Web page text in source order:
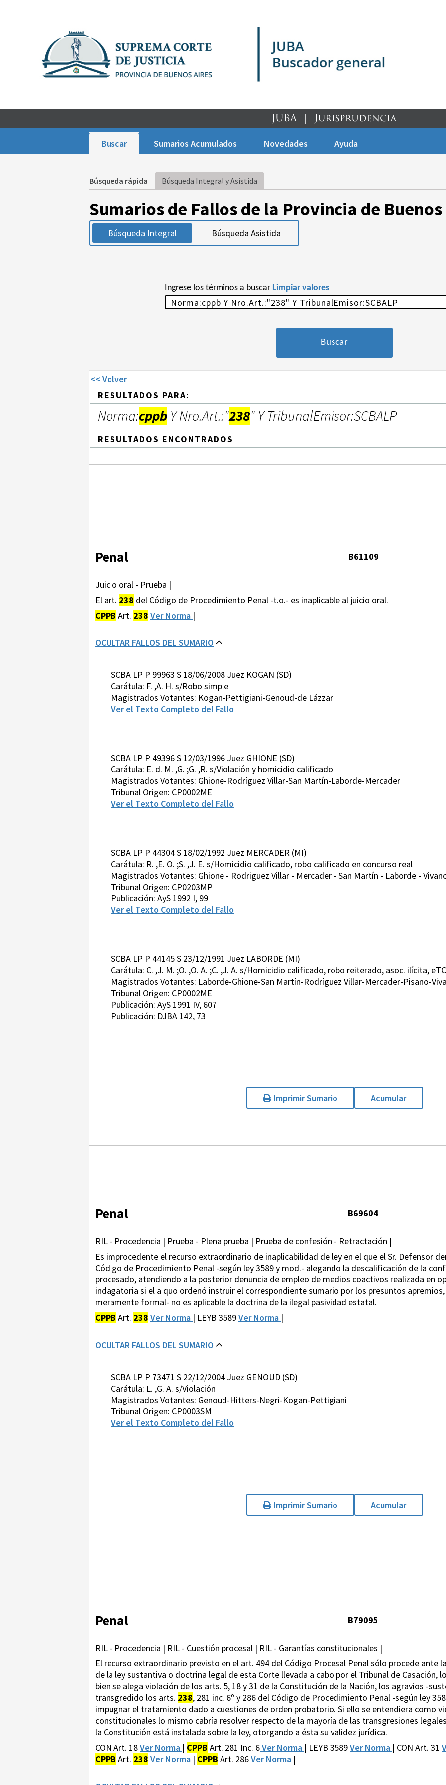
Buscar Sumarios Acumulados Novedades Ayuda
Búsqueda rápida Búsqueda Integral y Asistida
Sumarios de Fallos de la Provincia de
Búsqueda Integral Búsqueda Asistida
Ingrese los términos a buscar Limpiar valores
<< Volver
RESULTADOS PARA:
Norma:cppb Y Nro.Art.:"238" Y TribunalEmisor:SCBALP
RESULTADOS ENCONTRADOS
Penal B61109
Juicio oral - Prueba |
El art. 238 del Código de Procedimiento Penal -t.o.- es inaplicable al juicio oral.
CPPB Art. 238 Ver Norma |
OCULTAR FALLOS DEL SUMARIO
SCBA LP P 99963 S 18/06/2008 Juez KOGAN (SD)
Carátula: F. ,A. H. s/Robo simple
Magistrados Votantes: Kogan-Pettigiani-Genoud-de Lázzari
Ver el Texto Completo del Fallo
SCBA LP P 49396 S 12/03/1996 Juez GHIONE (SD)
Carátula: E. d. M. ,G. ;G. ,R. s/Violación y homicidio calificado
Magistrados Votantes: Ghione-Rodríguez Villar-San Martín-Laborde-Mercader
Tribunal Origen: CP0002ME
Ver el Texto Completo del Fallo
SCBA LP P 44304 S 18/02/1992 Juez MERCADER (MI)
Carátula: R. ,E. O. ;S. ,J. E. s/Homicidio calificado, robo calificado en concurso real
Magistrados Votantes: Ghione - Rodriguez Villar - Mercader - San Martín - Laborde -
Tribunal Origen: CP0203MP
Publicación: AyS 1992 I, 99
Ver el Texto Completo del Fallo
SCBA LP P 44145 S 23/12/1991 Juez LABORDE (MI)
Carátula: C. ,J. M. ;O. ,O. A. ;C. ,J. A. s/Homicidio calificado, robo reiterado, asoc. ilícita,
Magistrados Votantes: Laborde-Ghione-San Martín-Rodríguez Villar-Mercader-Pisano-
Tribunal Origen: CP0002ME
Publicación: AyS 1991 IV, 607
Publicación: DJBA 142, 73
Imprimir Sumario Acumular
Penal B69604
RIL - Procedencia | Prueba - Plena prueba | Prueba de confesión - Retractación |
Es improcedente el recurso extraordinario de inaplicabilidad de ley en el que el Sr. Defensor
Código de Procedimiento Penal -según ley 3589 y mod.- alegando la descalificación de la
procesado, atendiendo a la posterior denuncia de empleo de medios coactivos realizada en
indagatoria si el a quo ordenó instruir el correspondiente sumario por los presuntos
meramente formal- no es aplicable la doctrina de la ilegal pasividad estatal.
CPPB Art. 238 Ver Norma | LEYB 3589Ver Norma |
OCULTAR FALLOS DEL SUMARIO
SCBA LP P 73471 S 22/12/2004 Juez GENOUD (SD)
Carátula: L. ,G. A. s/Violación
Magistrados Votantes: Genoud-Hitters-Negri-Kogan-Pettigiani
Tribunal Origen: CP0003SM
Ver el Texto Completo del Fallo
Imprimir Sumario Acumular
Penal B79095
RIL - Procedencia | RIL - Cuestión procesal | RIL - Garantías constitucionales |
El recurso extraordinario previsto en el art. 494 del Código Procesal Penal sólo procede ante
de la ley sustantiva o doctrina legal de esta Corte llevada a cabo por el Tribunal de Casación,
bien se alega violación de los arts. 5, 18 y 31 de la Constitución de la Nación, los agravios -
transgredido los arts. 238, 281 inc. 6º y 286 del Código de Procedimiento Penal -según ley
impugnar el tratamiento dado a cuestiones de orden probatorio. Si ello se entendiera como
constitucionales lo mismo cabría resolver respecto de la mayoría de las transgresiones
la Constitución está instalada sobre la ley, otorgando a ésta su validez jurídica.
CON Art. 18Ver Norma | CPPB Art. 281 Inc. 6Ver Norma | LEYB 3589Ver Norma | CON Art. 31
CPPB Art. 238 Ver Norma | CPPB Art. 286Ver Norma |